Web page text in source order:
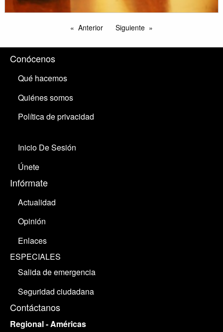
Anterior Siguiente
Conócenos
Qué hacemos
Quiénes somos
Política de privacidad
Inicio De Sesión
Únete
Infórmate
Actualidad
Opinión
Enlaces
ESPECIALES
Salida de emergencia
Seguridad ciudadana
Contáctanos
Regional - Américas